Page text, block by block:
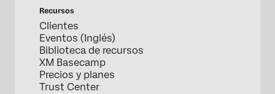
Recursos
Clientes
Eventos (Inglés)
Biblioteca de recursos
XM Basecamp
Precios y planes
Trust Center